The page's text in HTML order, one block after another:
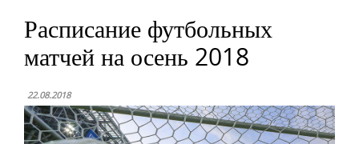
Расписание футбольных
матчей на осень 2018
22.08.2018